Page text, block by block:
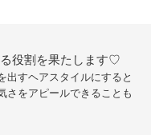
役割を果たします♡
出すヘアスタイルにすると
さをアピールできることも